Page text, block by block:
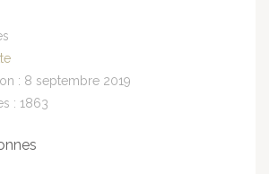
: 8 septembre 2019
: 1863